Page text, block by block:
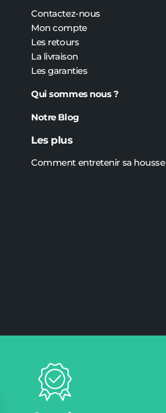
Contactez-nous
Mon compte
Les retours
La livraison
Les garanties
Qui sommes nous ?
Notre Blog
Les plus
Comment entretenir sa housse